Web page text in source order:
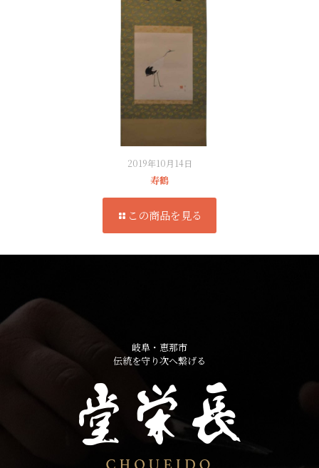
2019年10月14日
寿鶴
この商品を見る
岐阜・恵那市
伝統を守り次へ繋げる